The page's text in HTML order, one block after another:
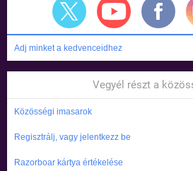
Adj minket a kedvenceidhez
Vegyél részt a
Közösségi imasarok
Regisztrálj, vagy jelentkezz be
Razorboar kártya értékelése